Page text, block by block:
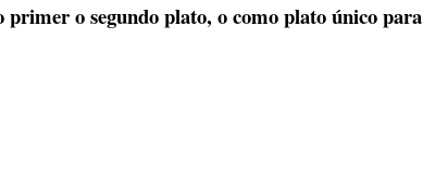
primer o segundo plato, o como plato único para